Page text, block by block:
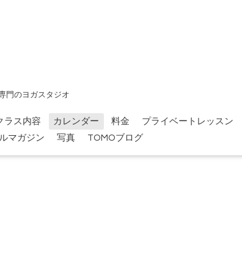
門のヨガスタジオ
ラス内容 カレンダー 料金
プライベートレッスン
マガジン 写真 TOMOブログ